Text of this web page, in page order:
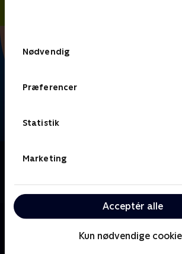
Nødvendig
Præferencer
Statistik
Marketing
Acceptér alle
Kun nødvendige
Om FIFA VM 2026 - Højdepunkter